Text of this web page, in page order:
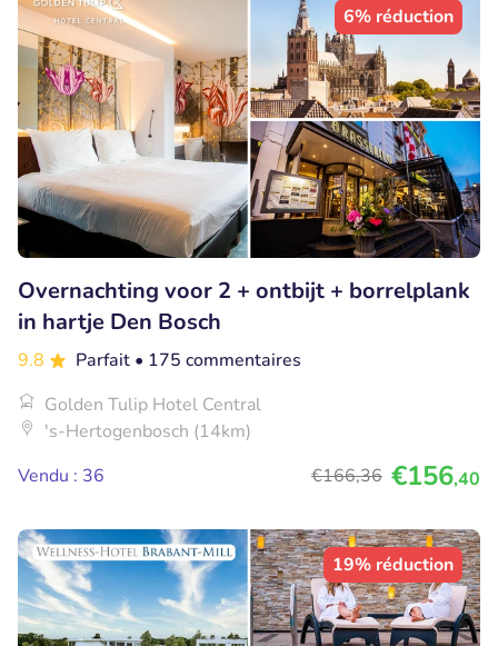
6% réduction
Overnachting voor 2 + ontbijt + borrelplank
in hartje Den Bosch
9.8 Parfait • 175 commentaires
Golden Tulip Hotel Central
's-Hertogenbosch (14km)
Vendu : 36
€166,36 €156,40
19% réduction